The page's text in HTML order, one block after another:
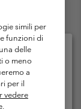
Garanzia
Impressum
simili per
funzioni di
delle
o meno
a
per il
vedere
la lingua